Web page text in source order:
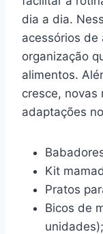
dia a dia.
acessórios de
organização
alimentos.
cresce, novas
adaptações
Kit
Pratos
Bicos de
unidades);